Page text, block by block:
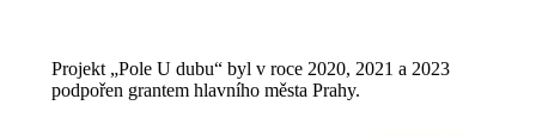
Projekt „Pole U dubu“ byl v roce 2020, 2021 a 2023
podpořen grantem hlavního města Prahy.